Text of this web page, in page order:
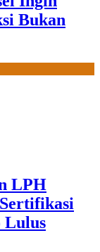
Bukan
LPH
Lulus